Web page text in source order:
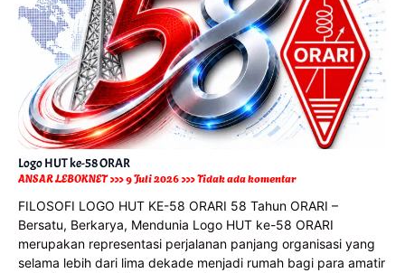
Logo HUT ke-58 ORAR
ANSAR LEBOKNET
9 Juli 2026
Tidak ada komentar
FILOSOFI LOGO HUT KE-58 ORARI 58 Tahun ORARI –
Bersatu, Berkarya, Mendunia Logo HUT ke-58 ORARI
merupakan representasi perjalanan panjang organisasi yang
selama lebih dari lima dekade menjadi rumah bagi para amatir